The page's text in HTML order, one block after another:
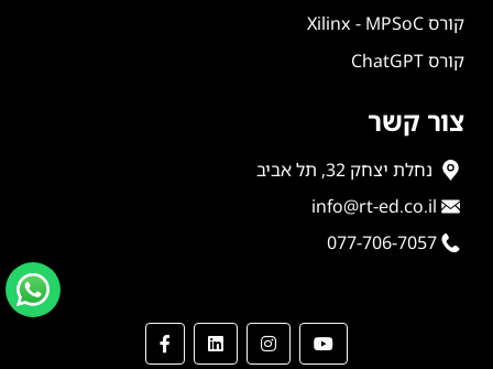
קורס Xilinx - MPSoC
קורס ChatGPT
צור קשר
נחלת יצחק 32, תל אביב
info@rt-ed.co.il
077-706-7057